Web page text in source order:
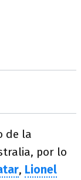
de la
por lo
, Lionel